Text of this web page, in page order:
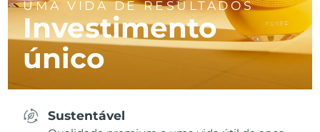
UMA VIDA DE RESULTADOS
Investimento
único
Sustentável